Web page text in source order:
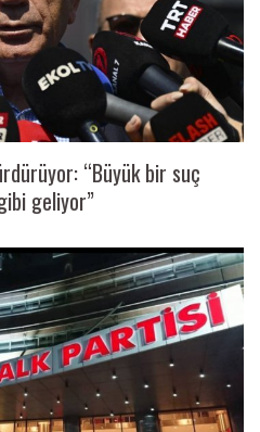
“Büyük bir suç
geliyor”